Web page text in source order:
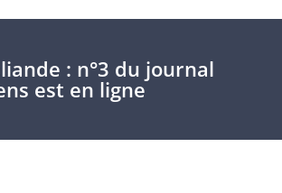
: n°3 du journal
est en ligne